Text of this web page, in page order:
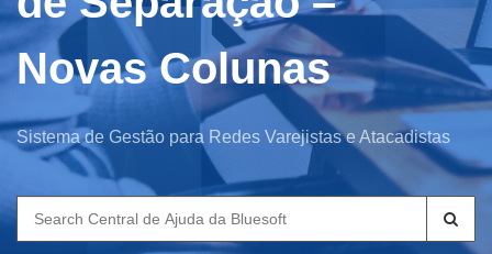
Novas Colunas
Sistema de Gestão para Redes Varejistas e Atacadistas
Search
for: